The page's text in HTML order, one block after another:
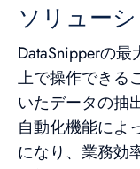
ソリュー
DataSnipperの
上で操作できる
いたデータの抽
自動化機能によ
になり、業務効